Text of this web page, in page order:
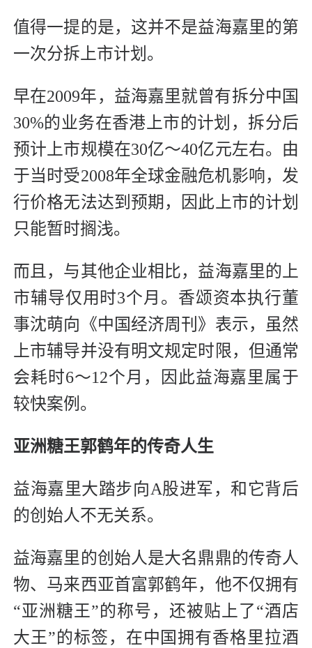
值得一提的是，这并不是益海嘉里的第
一次分拆上市计划。
早在2009年，益海嘉里就曾有拆分中国
30%的业务在香港上市的计划，拆分后
预计上市规模在30亿～40亿元左右。由
于当时受2008年全球金融危机影响，发
行价格无法达到预期，因此上市的计划
只能暂时搁浅。
而且，与其他企业相比，益海嘉里的上
市辅导仅用时3个月。香颂资本执行董
事沈萌向《中国经济周刊》表示，虽然
上市辅导并没有明文规定时限，但通常
会耗时6～12个月，因此益海嘉里属于
较快案例。
亚洲糖王郭鹤年的传奇人生
益海嘉里大踏步向A股进军，和它背后
的创始人不无关系。
益海嘉里的创始人是大名鼎鼎的传奇人
物、马来西亚首富郭鹤年，他不仅拥有
“亚洲糖王”的称号，还被贴上了“酒店
大王”的标签，在中国拥有香格里拉酒